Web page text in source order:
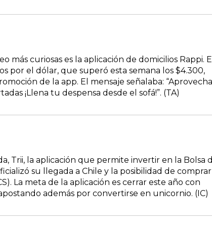
más curiosas es la aplicación de domicilios Rappi.
por el dólar, que superó esta semana los $4.300,
de la app. El mensaje señalaba: “Aprovecha
¡Llena tu despensa desde el sofá!”. (TA)
Trii, la aplicación que permite invertir en la Bolsa
su llegada a Chile y la posibilidad de comprar
La meta de la aplicación es cerrar este año con
además por convertirse en unicornio. (IC)